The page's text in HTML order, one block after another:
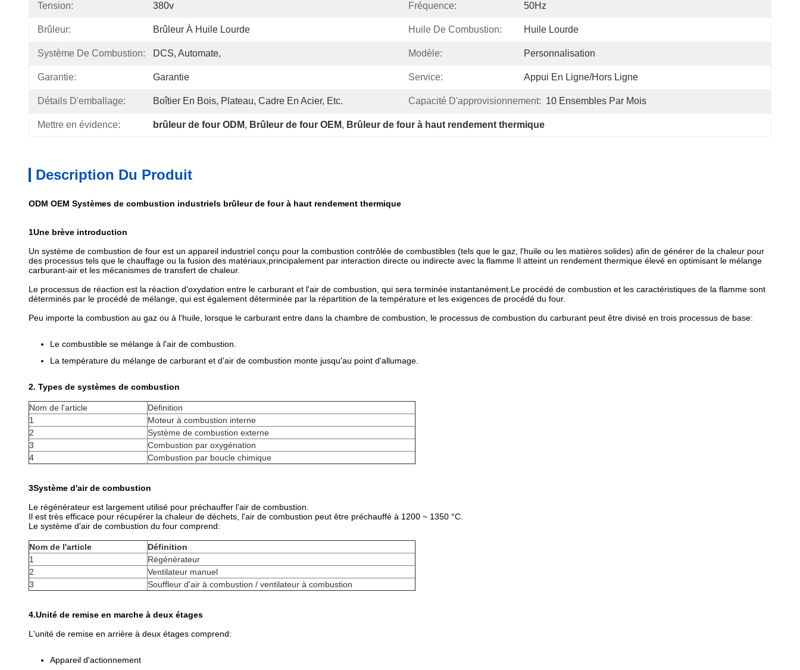
Tension: 380v Fréquence: 50Hz
Brûleur: Brûleur À Huile Lourde Huile De Combustion: Huile Lourde
Système De Combustion: DCS, Automate, Modèle: Personnalisation
Garantie: Garantie Service: Appui En Ligne/hors Ligne
Détails D'emballage: Boîtier En Bois, Plateau, Cadre En Acier, Etc. Capacité D'approvisionnement: 10 Ensembles Par Mois
Mettre en évidence: brûleur de four ODM, Brûleur de four OEM, Brûleur de four à haut rendement thermique
Description Du Produit
ODM OEM Systèmes de combustion industriels brûleur de four à haut rendement thermique
1Une brève introduction
Un système de combustion de four est un appareil industriel conçu pour la combustion contrôlée de combustibles (tels que le gaz, l'huile ou les matières solides) afin de générer de la chaleur pour
des processus tels que le chauffage ou la fusion des matériaux,principalement par interaction directe ou indirecte avec la flamme Il atteint un rendement thermique élevé en optimisant le mélange
carburant-air et les mécanismes de transfert de chaleur.
Le processus de réaction est la réaction d'oxydation entre le carburant et l'air de combustion, qui sera terminée instantanément.Le procédé de combustion et les caractéristiques de la flamme sont
déterminés par le procédé de mélange, qui est également déterminée par la répartition de la température et les exigences de procédé du four.
Peu importe la combustion au gaz ou à l'huile, lorsque le carburant entre dans la chambre de combustion, le processus de combustion du carburant peut être divisé en trois processus de base:
Le combustible se mélange à l'air de combustion.
La température du mélange de carburant et d'air de combustion monte jusqu'au point d'allumage.
2. Types de systèmes de combustion
Nom de l'article
Définition
1
Moteur à combustion interne
2
Système de combustion externe
3
Combustion par oxygénation
4
Combustion par boucle chimique
3Système d'air de combustion
Le régénérateur est largement utilisé pour préchauffer l'air de combustion.
Il est très efficace pour récupérer la chaleur de déchets, l'air de combustion peut être préchauffé à 1200 ~ 1350 °C.
Le système d'air de combustion du four comprend:
Nom de l'article
Définition
1
Régénérateur
2
Ventilateur manuel
3
Souffleur d'air à combustion / ventilateur à combustion
4.Unité de remise en marche à deux étages
L'unité de remise en arrière à deux étages comprend:
Appareil d'actionnement